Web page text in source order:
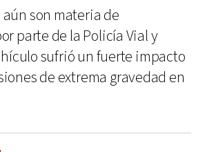
son materia de
parte de la Policía Vial y
sufrió un fuerte impacto
de extrema gravedad en